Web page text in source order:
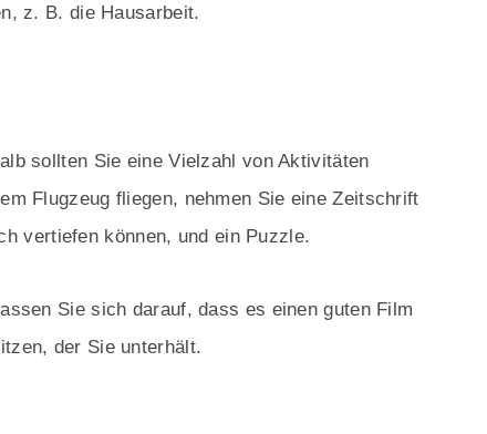
z. B. die Hausarbeit.
sollten Sie eine Vielzahl von Aktivitäten
Flugzeug fliegen, nehmen Sie eine Zeitschrift
vertiefen können, und ein Puzzle.
Sie sich darauf, dass es einen guten Film
der Sie unterhält.